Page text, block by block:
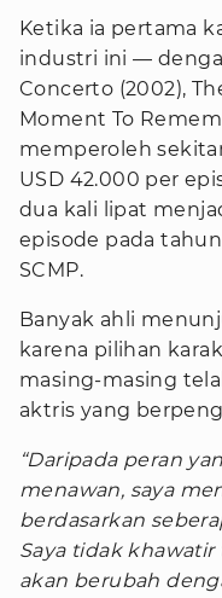
Ketika ia pertama
industri ini —
Concerto (2002),
Moment To
memperoleh
USD 42.000 per
dua kali lipat
episode pada
SCMP.
Banyak ahli
karena pilihan
masing-masing
aktris yang
“Daripada peran
menawan, saya
berdasarkan
Saya tidak
akan berubah